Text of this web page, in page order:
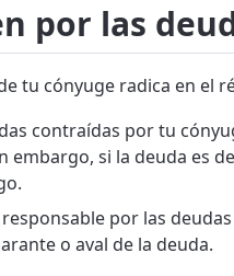
por las
tu cónyuge radica en el
contraídas por tu
si la deuda es
por las
o aval de la deuda.